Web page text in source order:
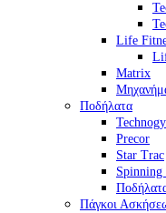
Life
Matrix
Ποδήλατα
Precor
Star Trac
Spinning
Πάγκοι